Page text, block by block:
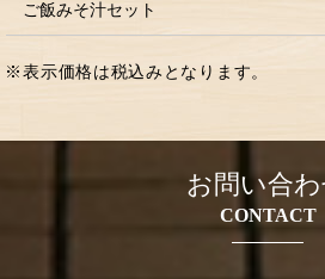
ご飯みそ汁セット
※表示価格は税込みとなります。
お問い合
CONTACT